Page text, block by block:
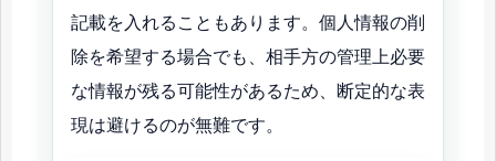
記載を入れることもあります。個人情報の削
除を希望する場合でも、相手方の管理上必要
な情報が残る可能性があるため、断定的な表
現は避けるのが無難です。